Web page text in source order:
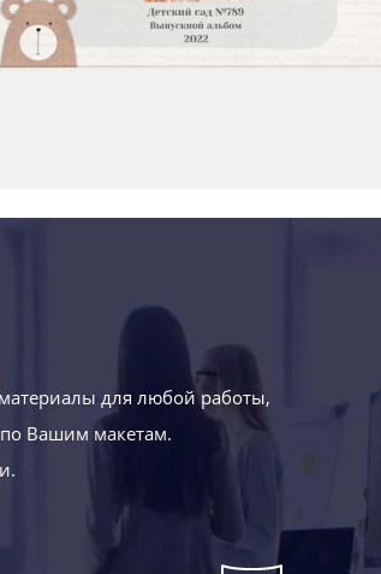
для любой работы,
по Вашим макетам.